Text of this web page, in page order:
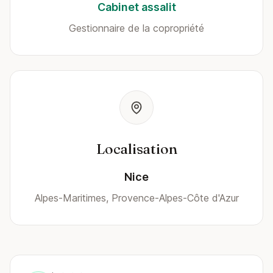
Cabinet assalit
Gestionnaire de la copropriété
Localisation
Nice
Alpes-Maritimes, Provence-Alpes-Côte d'Azur